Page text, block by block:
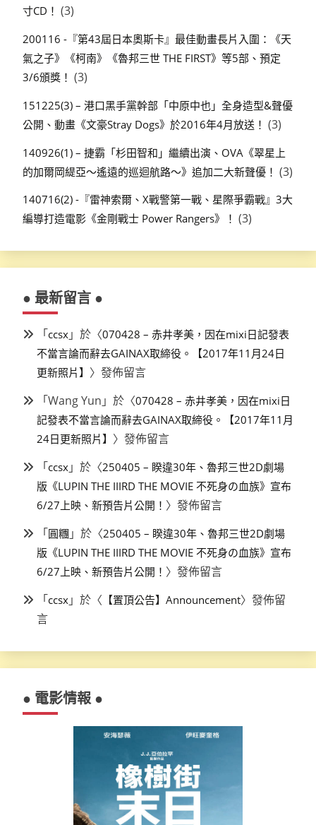
寸CD！ (3)
200116 -『第43屆日本奧斯卡』最佳動畫長片入圍：《天
氣之子》《柯南》《魯邦三世 THE FIRST》等5部、預定
3/6頒獎！ (3)
151225(3) – 港口黑手黨幹部「中原中也」全身造型&聲優
公開、動畫《文豪Stray Dogs》於2016年4月放送！ (3)
140926(1) – 捷霸「杉田智和」繼續出演、OVA《翠星上
的加爾岡緹亞～遙遠的巡迴航路～》追加二大新聲優！ (3)
140716(2) -『雷神索爾、X戰警第一戰、星際爭霸戰』3大
編導打造電影《金剛戰士 Power Rangers》！ (3)
● 最新留言 ●
「ccsx 」於〈070428 – 赤井孝美，因在mixi日記發表
不當言論而辭去GAINAX取締役。【2017年11月24日
更新照片】 〉發佈留言
「Wang Yun 」於〈070428 – 赤井孝美，因在mixi日
記發表不當言論而辭去GAINAX取締役。【2017年11月
24日更新照片】 〉發佈留言
「ccsx 」於〈250405 – 睽違30年、魯邦三世2D劇場
版《LUPIN THE IIIRD THE MOVIE 不死身の血族》宣布
6/27上映、新預告片公開！ 〉發佈留言
「圓糰 」於〈250405 – 睽違30年、魯邦三世2D劇場
版《LUPIN THE IIIRD THE MOVIE 不死身の血族》宣布
6/27上映、新預告片公開！ 〉發佈留言
「ccsx 」於〈 【置頂公告】Announcement〉發佈留
言
● 電影情報 ●